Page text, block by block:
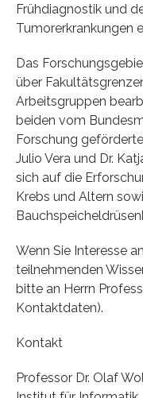
Frühdiagnostik und
Tumorerkrankungen
Das
über
Arbeitsgruppen
beiden vom
Forschung
Julio Vera und Dr.
sich auf die
Krebs und Altern
Wenn Sie Interesse
teilnehmenden
bitte an Herrn
Kontaktdaten).
Kontakt
Professor Dr. Olaf